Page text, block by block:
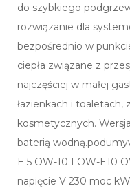
do szybkiego
rozwiązanie dla
bezpośrednio w
ciepła związane z
najczęściej w małej
łazienkach i toaletach,
kosmetycznych.
baterią
E 5 OW-10.1 OW-E10
napięcie V 230 moc